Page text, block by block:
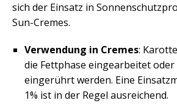
sich der Einsatz in
Sun-Cremes.
Verwendung in Cremes:
die Fettphase eingearbeitet
eingerührt werden. Eine
1% ist in der Regel ausreichend.